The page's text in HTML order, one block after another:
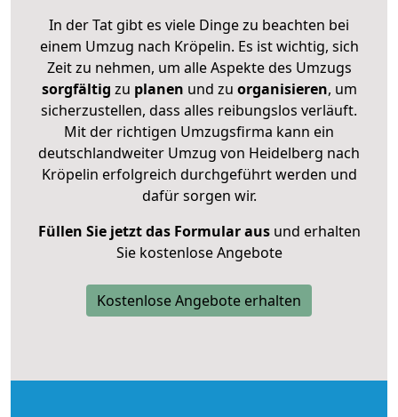
In der Tat gibt es viele Dinge zu beachten bei
einem Umzug nach Kröpelin. Es ist wichtig, sich
Zeit zu nehmen, um alle Aspekte des Umzugs
sorgfältig zu planen und zu organisieren, um
sicherzustellen, dass alles reibungslos verläuft.
Mit der richtigen Umzugsfirma kann ein
deutschlandweiter Umzug von Heidelberg nach
Kröpelin erfolgreich durchgeführt werden und
dafür sorgen wir.
Füllen Sie jetzt das Formular ausund erhalten
Sie kostenlose Angebote
Kostenlose Angebote erhalten